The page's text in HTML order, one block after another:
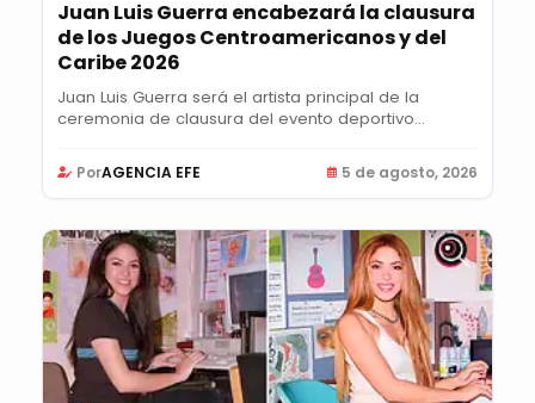
Juan Luis Guerra encabezará la clausura
de los Juegos Centroamericanos y del
Caribe 2026
Juan Luis Guerra será el artista principal de la
ceremonia de clausura del evento deportivo...
PorAGENCIA EFE 5 de agosto, 2026